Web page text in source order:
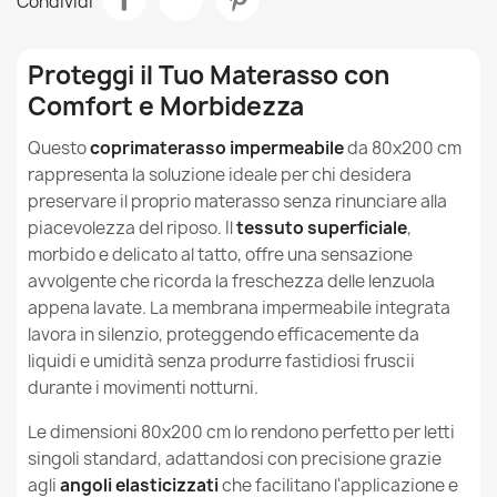
Coprimaterasso Impermeabile - 80x180 cm
Coprimaterasso Impermeabile - 80x160 cm
9,99 €
Coprimaterasso impermeabile 120x200 cm
14,99 €
Misura
Riferimenti Specifici
Ean13
5907500860071
Proteggi il Tuo Materasso con
Comfort e Morbidezza
Questocoprimaterasso impermeabileda 80x200 cm
rappresenta la soluzione ideale per chi desidera
preservare il proprio materasso senza rinunciare alla
piacevolezza del riposo. Iltessuto superficiale,
morbido e delicato al tatto, offre una sensazione
avvolgente che ricorda la freschezza delle lenzuola
appena lavate. La membrana impermeabile integrata
lavora in silenzio, proteggendo efficacemente da
liquidi e umidità senza produrre fastidiosi fruscii
durante i movimenti notturni.
Le dimensioni 80x200 cm lo rendono perfetto per letti
singoli standard, adattandosi con precisione grazie
agliangoli elasticizzatiche facilitano l'applicazione e